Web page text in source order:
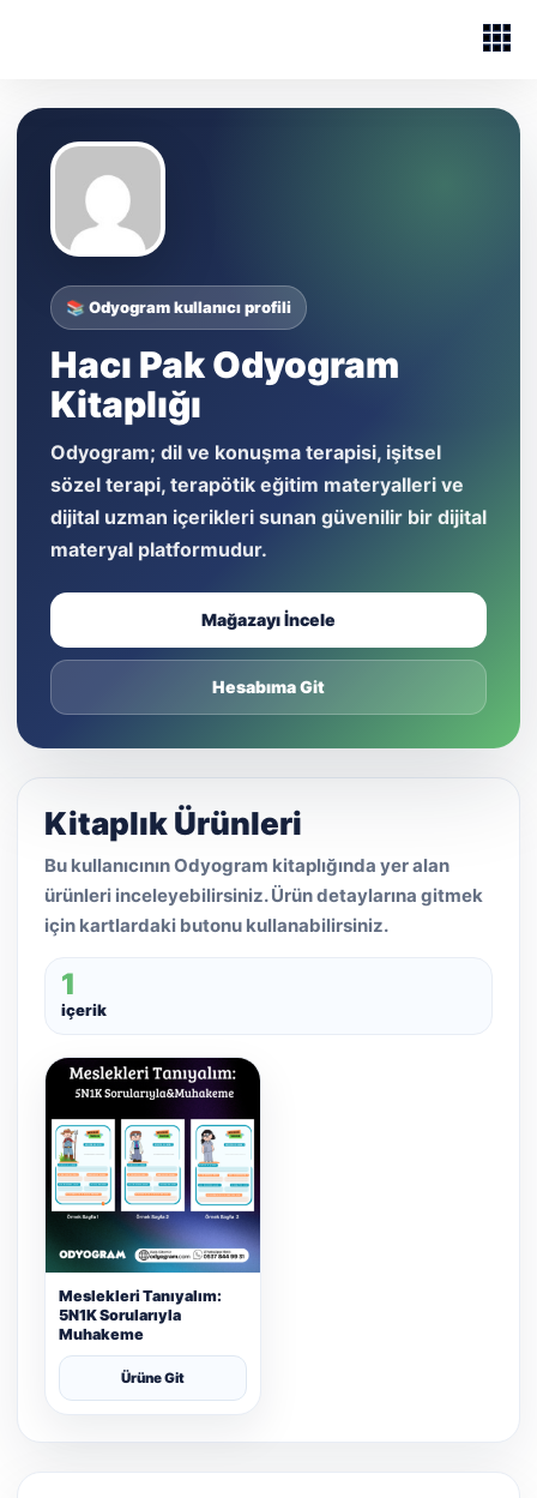
📚 Odyogram kullanıcı profili
Hacı Pak Odyogram
Kitaplığı
Odyogram; dil ve konuşma terapisi, işitsel
sözel terapi, terapötik eğitim materyalleri ve
dijital uzman içerikleri sunan güvenilir bir dijital
materyal platformudur.
Mağazayı İncele
Hesabıma Git
Kitaplık Ürünleri
Bu kullanıcının Odyogram kitaplığında yer alan
ürünleri inceleyebilirsiniz. Ürün detaylarına gitmek
için kartlardaki butonu kullanabilirsiniz.
1
içerik
Meslekleri Tanıyalım:
5N1K Sorularıyla
Muhakeme
Ürüne Git